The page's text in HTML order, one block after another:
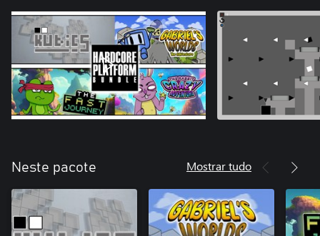
Neste pacote Mostrar tudo